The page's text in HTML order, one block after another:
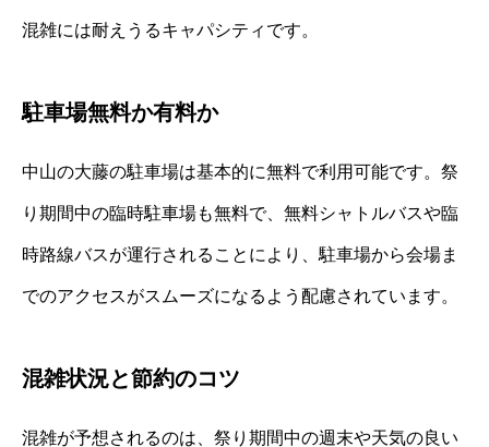
混雑には耐えうるキャパシティです。
駐車場無料か有料か
中山の大藤の駐車場は基本的に無料で利用可能です。祭
り期間中の臨時駐車場も無料で、無料シャトルバスや臨
時路線バスが運行されることにより、駐車場から会場ま
でのアクセスがスムーズになるよう配慮されています。
混雑状況と節約のコツ
混雑が予想されるのは、祭り期間中の週末や天気の良い